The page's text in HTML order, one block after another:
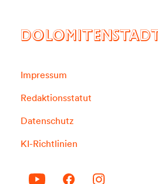
DOLOMITENSTADT
Impressum
Redaktionsstatut
Datenschutz
KI-Richtlinien